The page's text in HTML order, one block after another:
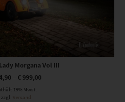
Morgana Vol III
– € 999,00
19% Mwst.
zzgl.
Versand